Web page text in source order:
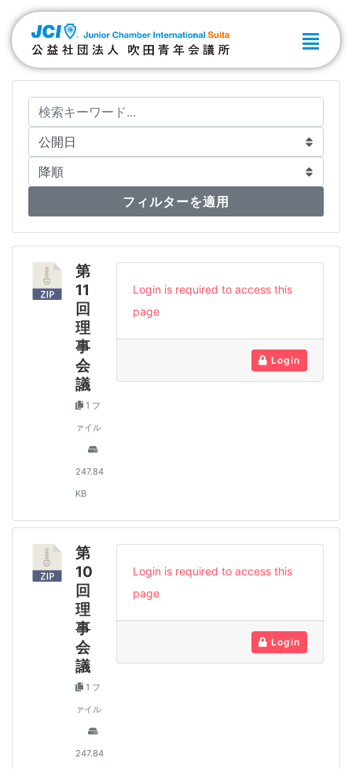
フィルターを適用
第
11
回
理
事
会
議
1 フ
ァイル
247.84
KB
Login is required to access this
page
Login
第
10
回
理
事
会
議
1 フ
ァイル
247.84
Login is required to access this
page
Login